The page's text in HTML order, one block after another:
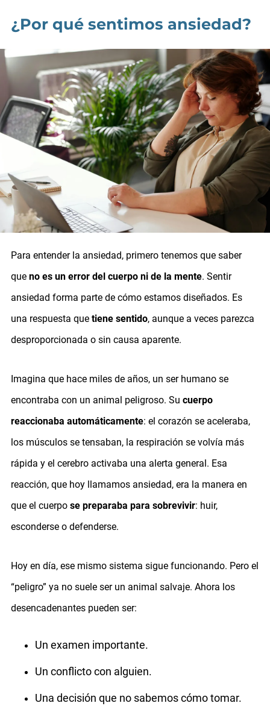
¿Por qué sentimos ansiedad?
Para entender la ansiedad, primero tenemos que saber
que no es un error del cuerpo ni de la mente. Sentir
ansiedad forma parte de cómo estamos diseñados. Es
una respuesta que tiene sentido, aunque a veces parezca
desproporcionada o sin causa aparente.
Imagina que hace miles de años, un ser humano se
encontraba con un animal peligroso. Su cuerpo
reaccionaba automáticamente: el corazón se aceleraba,
los músculos se tensaban, la respiración se volvía más
rápida y el cerebro activaba una alerta general. Esa
reacción, que hoy llamamos ansiedad, era la manera en
que el cuerpo se preparaba para sobrevivir: huir,
esconderse o defenderse.
Hoy en día, ese mismo sistema sigue funcionando. Pero el
“peligro” ya no suele ser un animal salvaje. Ahora los
desencadenantes pueden ser:
Un examen importante.
Un conflicto con alguien.
Una decisión que no sabemos cómo tomar.